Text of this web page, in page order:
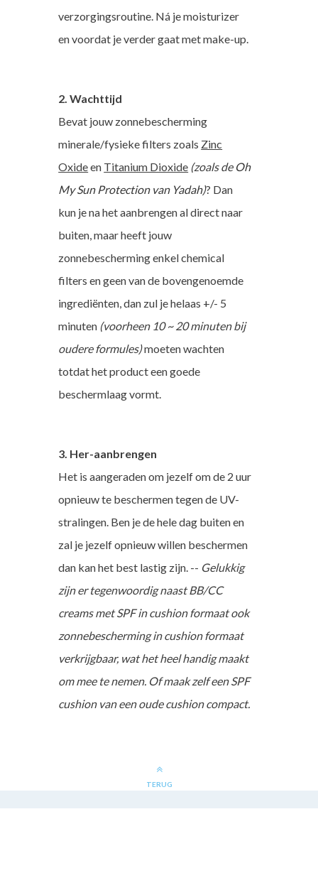
verzorgingsroutine. Ná je moisturizer
en voordat je verder gaat met make-up.
2. Wachttijd
Bevat jouw zonnebescherming
minerale/fysieke filters zoals Zinc
Oxideen Titanium Dioxide (zoals de Oh
My Sun Protection van Yadah)? Dan
kun je na het aanbrengen al direct naar
buiten, maar heeft jouw
zonnebescherming enkel chemical
filters en geen van de bovengenoemde
ingrediënten, dan zul je helaas +/- 5
minuten (voorheen 10 ~ 20 minuten bij
oudere formules)moeten wachten
totdat het product een goede
beschermlaag vormt.
3. Her-aanbrengen
Het is aangeraden om jezelf om de 2 uur
opnieuw te beschermen tegen de UV-
stralingen. Ben je de hele dag buiten en
zal je jezelf opnieuw willen beschermen
dan kan het best lastig zijn. -- Gelukkig
zijn er tegenwoordig naast BB/CC
creams met SPF in cushion formaat ook
zonnebescherming in cushion formaat
verkrijgbaar, wat het heel handig maakt
om mee te nemen. Of maak zelf een SPF
cushion van een oude cushion compact.
TERUG